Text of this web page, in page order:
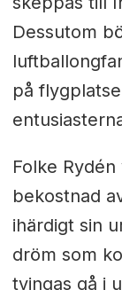
Dessutom
på
Folke
bekostnad
ihärdigt sin
dröm som
tvingas gå i